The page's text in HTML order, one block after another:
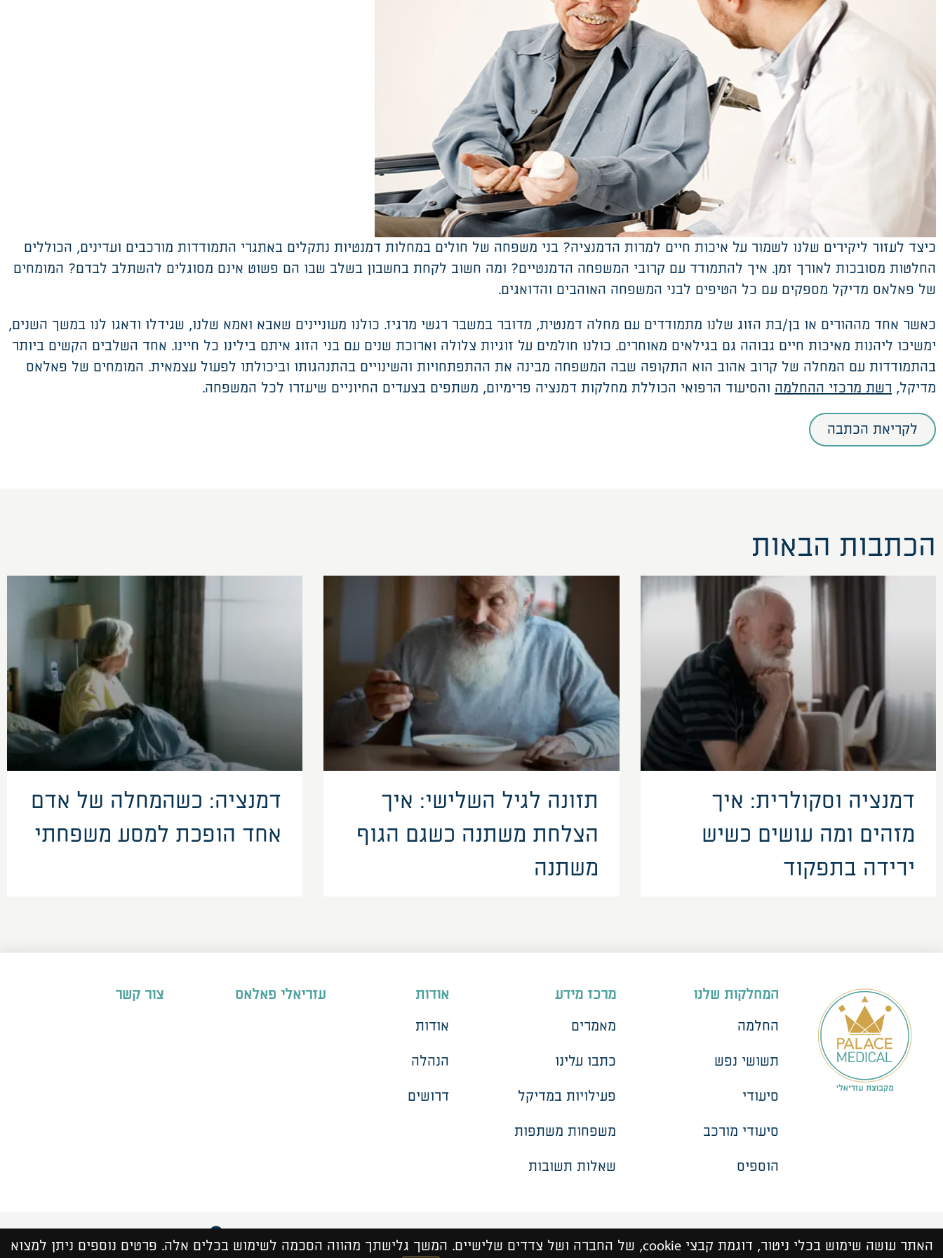
כיצד לעזור ליקירים שלנו לשמור על איכות חיים למרות הדמנציה? בני משפחה של חולים במחלות דמנטיות נתקלים באתגרי התמודדות מורכבים ועדינים, הכוללים
החלטות מסובכות לאורך זמן. איך להתמודד עם קרובי המשפחה הדמנטיים? ומה חשוב לקחת בחשבון בשלב שבו הם פשוט אינם מסוגלים להשתלב לבדם? המומחים
של פאלאס מדיקל מספקים עם כל הטיפים לבני המשפחה האוהבים והדואגים.
כאשר אחד מההורים או בן/בת הזוג שלנו מתמודדים עם מחלה דמנטית, מדובר במשבר רגשי מרגיז. כולנו מעוניינים שאבא ואמא שלנו, שגידלו ודאגו לנו במשך השנים,
ימשיכו ליהנות מאיכות חיים גבוהה גם בגילאים מאוחרים. כולנו חולמים על זוגיות צלולה וארוכת שנים עם בני הזוג איתם בילינו כל חיינו. אחד השלבים הקשים ביותר
בהתמודדות עם המחלה של קרוב אהוב הוא התקופה שבה המשפחה מבינה את ההתפתחויות והשינויים בהתנהגותו וביכולתו לפעול עצמאית. המומחים של פאלאס
מדיקל, רשת מרכזי ההחלמה והסיעוד הרפואי הכוללת מחלקות דמנציה פרימיום, משתפים בצעדים החיוניים שיעזרו לכל המשפחה.
לקריאת הכתבה
הכתבות הבאות
דמנציה וסקולרית: איך
מזהים ומה עושים כשיש
ירידה בתפקוד
תזונה לגיל השלישי: איך
הצלחת משתנה כשגם הגוף
משתנה
דמנציה: כשהמחלה של אדם
אחד הופכת למסע משפחתי
המחלקות שלנו
החלמה
תשושי נפש
סיעודי
סיעודי מורכב
הוספיס
מרכז מידע
מאמרים
כתבו עלינו
פעילויות במדיקל
משפחות משתפות
שאלות תשובות
אודות
אודות
הנהלה
דרושים
עזריאלי פאלאס צור קשר
האתר עושה שימוש בכלי ניטור, דוגמת קבצי cookie, של החברה ושל צדדים שלישיים. המשך גלישתך מהווה הסכמה לשימוש בכלים אלה. פרטים נוספים ניתן למצוא